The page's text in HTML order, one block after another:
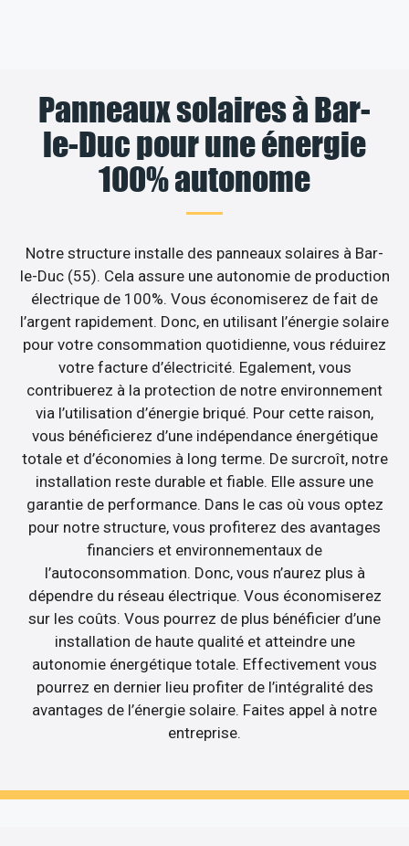
Panneaux solaires à Bar-
le-Duc pour une énergie
100% autonome
Notre structure installe des panneaux solaires à Bar-
le-Duc (55). Cela assure une autonomie de production
électrique de 100%. Vous économiserez de fait de
l’argent rapidement. Donc, en utilisant l’énergie solaire
pour votre consommation quotidienne, vous réduirez
votre facture d’électricité. Egalement, vous
contribuerez à la protection de notre environnement
via l’utilisation d’énergie briqué. Pour cette raison,
vous bénéficierez d’une indépendance énergétique
totale et d’économies à long terme. De surcroît, notre
installation reste durable et fiable. Elle assure une
garantie de performance. Dans le cas où vous optez
pour notre structure, vous profiterez des avantages
financiers et environnementaux de
l’autoconsommation. Donc, vous n’aurez plus à
dépendre du réseau électrique. Vous économiserez
sur les coûts. Vous pourrez de plus bénéficier d’une
installation de haute qualité et atteindre une
autonomie énergétique totale. Effectivement vous
pourrez en dernier lieu profiter de l’intégralité des
avantages de l’énergie solaire. Faites appel à notre
entreprise.